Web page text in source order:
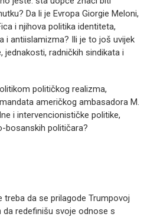
Da li je Evropa Giorgie Meloni,
i njihova politika identiteta,
i antiislamizma? Ili je to još uvijek
jednakosti, radničkih sindikata i
političkog realizma,
američkog ambasadora M.
i intervencionističke politike,
bosanskih političara?
treba da se prilagode Trumpovoj
redefinišu svoje odnose s